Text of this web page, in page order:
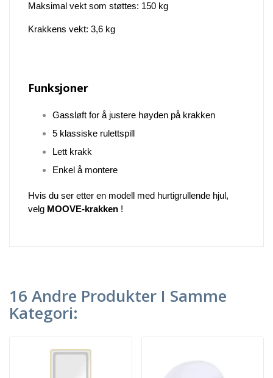
Maksimal vekt som støttes: 150 kg
Krakkens vekt: 3,6 kg
Funksjoner
Gassløft for å justere høyden på krakken
5 klassiske rulettspill
Lett krakk
Enkel å montere
Hvis du ser etter en modell med hurtigrullende hjul,
velg MOOVE-krakken !
16 Andre Produkter I Samme
Kategori: